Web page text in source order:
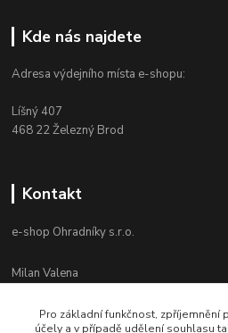
Kde nás najdete
Adresa výdejního místa e-shopu:
Líšný 407
468 22 Železný Brod
Kontakt
e-shop Ohradníky s.r.o.
Milan Valena
Po-Pá 8-16
Pro základní funkčnost, zpříjemnění
účely a v případě udělení souhlasu